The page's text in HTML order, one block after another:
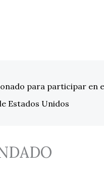
para participar en
Estados Unidos